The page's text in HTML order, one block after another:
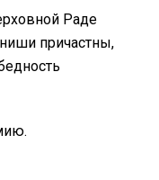
Раде
причастны,